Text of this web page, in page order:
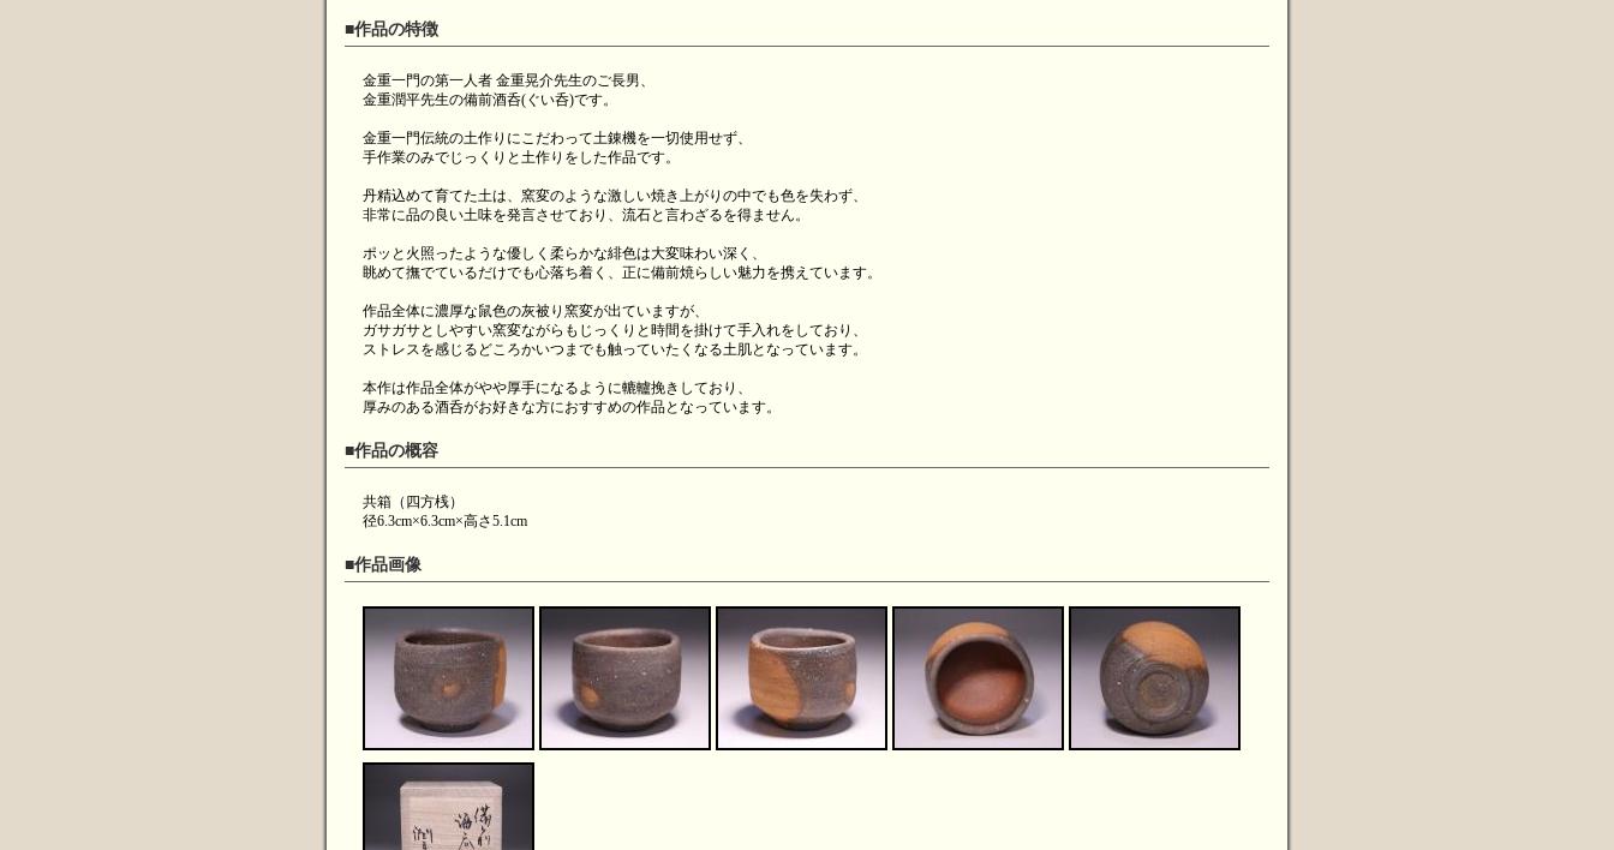
■作品の特徴
金重一門の第一人者 金重晃介先生のご長男、
金重潤平先生の備前酒呑(ぐい呑)です。
金重一門伝統の土作りにこだわって土錬機を一切使用せず、
手作業のみでじっくりと土作りをした作品です。
丹精込めて育てた土は、窯変のような激しい焼き上がりの中でも色を失わず、
非常に品の良い土味を発言させており、流石と言わざるを得ません。
ポッと火照ったような優しく柔らかな緋色は大変味わい深く、
眺めて撫でているだけでも心落ち着く、正に備前焼らしい魅力を携えています。
作品全体に濃厚な鼠色の灰被り窯変が出ていますが、
ガサガサとしやすい窯変ながらもじっくりと時間を掛けて手入れをしており、
ストレスを感じるどころかいつまでも触っていたくなる土肌となっています。
本作は作品全体がやや厚手になるように轆轤挽きしており、
厚みのある酒呑がお好きな方におすすめの作品となっています。
■作品の概容
共箱（四方桟）
径6.3cm×6.3cm×高さ5.1cm
■作品画像